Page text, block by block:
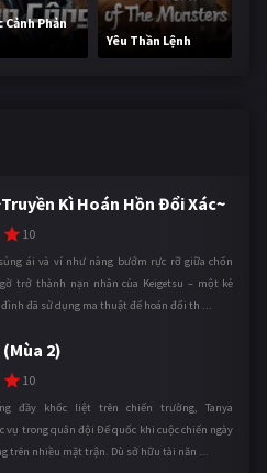
Cảnh Phản
Yêu Thần Lệnh
Kì Hoán Hồn Đổi Xác~
10
ái và ví như nàng bướm rực rỡ giữa chốn
trở thành nạn nhân của Keigetsu – một kẻ
đã sử dụng ma thuật để hoán đổi th ...
2)
10
đầy khốc liệt trên chiến trường, Tanya
vụ trong quân đội Đế quốc khi cuộc chiến ngày
trên nhiều mặt trận. Dù sở hữu tài năn ...